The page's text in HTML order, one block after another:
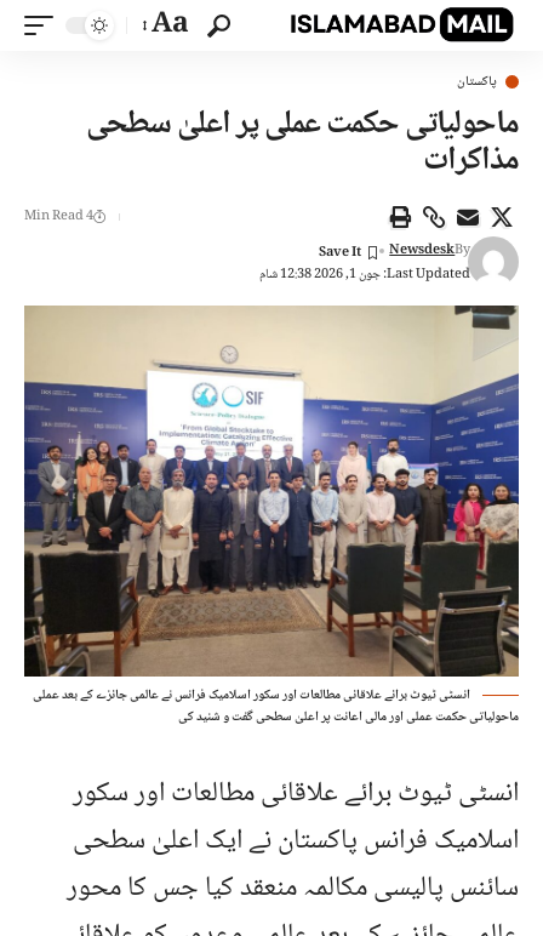
Aa
پاکستان
ماحولیاتی حکمت عملی پر اعلیٰ سطحی
مذاکرات
Last Updated: جون 1, 2026 12:38 شام
By
Newsdesk
4 Min Read
انسٹی ٹیوٹ برائے علاقائی مطالعات اور سکور اسلامیک فرانس نے عالمی جائزے کے بعد عملی
ماحولیاتی حکمت عملی اور مالی اعانت پر اعلیٰ سطحی گفت و شنید کی
انسٹی ٹیوٹ برائے علاقائی مطالعات اور سکور
اسلامیک فرانس پاکستان نے ایک اعلیٰ سطحی
سائنس پالیسی مکالمہ منعقد کیا جس کا محور